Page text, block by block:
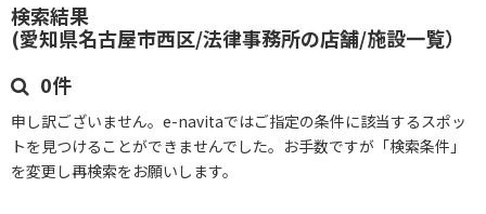
検索結果
(愛知県名古屋市西区/法律事務所の店舗/施設一覧）
0件
申し訳ございません。e-navitaではご指定の条件に該当するスポッ
トを見つけることができませんでした。お手数ですが「検索条件」
を変更し再検索をお願いします。